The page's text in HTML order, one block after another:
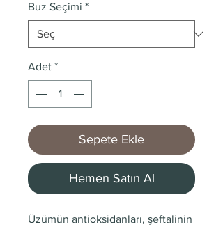
Buz Seçimi *
Adet *
Sepete Ekle
Hemen Satın Al
Üzümün antioksidanları, şeftalinin